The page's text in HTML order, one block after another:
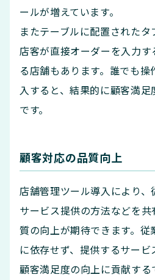
ールが増えています。
またテーブルに配置された
店客が直接オーダーを入力
る店舗もあります。誰でも
入すると、結果的に顧客満
です。
顧客対応の品質向上
店舗管理ツール導入により
サービス提供の方法などを
質の向上が期待できます。
に依存せず、提供するサービ
顧客満足度の向上に貢献する